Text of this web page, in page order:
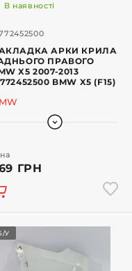
В наявності
АРКИ КРИЛА
ПРАВОГО
X5 2007-2013
BMW X5 (F15)
ГРН
У